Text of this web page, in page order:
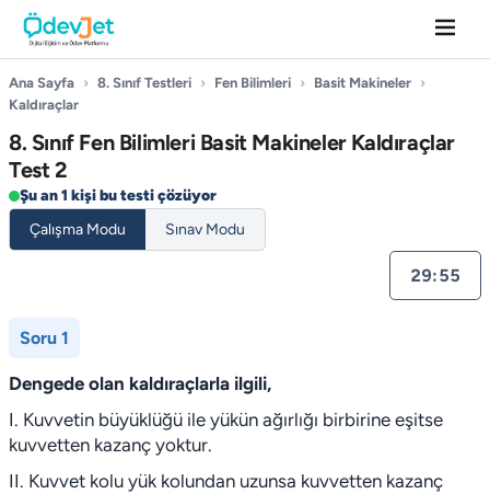
Ana Sayfa › 8. Sınıf Testleri › Fen Bilimleri › Basit Makineler ›
Kaldıraçlar
8. Sınıf Fen Bilimleri Basit Makineler Kaldıraçlar
Test 2
Şu an 1 kişi bu testi çözüyor
Çalışma Modu
Sınav Modu
29:55
Soru 1
Dengede olan kaldıraçlarla ilgili,
I. Kuvvetin büyüklüğü ile yükün ağırlığı birbirine eşitse
kuvvetten kazanç yoktur.
II. Kuvvet kolu yük kolundan uzunsa kuvvetten kazanç